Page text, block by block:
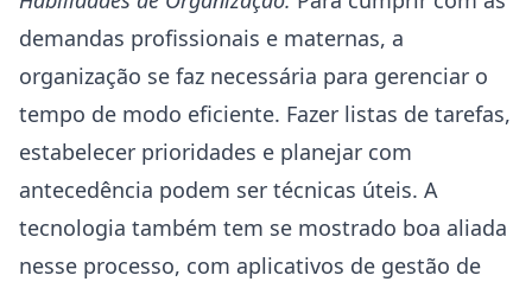
demandas profissionais e maternas, a
organização se faz necessária para gerenciar o
tempo de modo eficiente. Fazer listas de tarefas,
estabelecer prioridades e planejar com
antecedência podem ser técnicas úteis. A
tecnologia também tem se mostrado boa aliada
nesse processo, com aplicativos de gestão de